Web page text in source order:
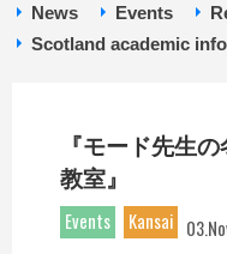
News Events
Scotland academic
『モード先生
教室』
Events
Kansai